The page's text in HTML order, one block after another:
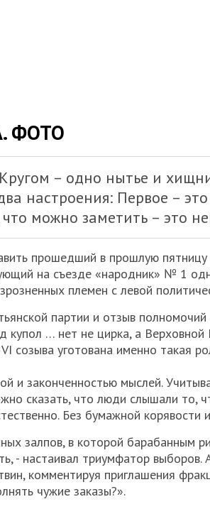
ФОТО
– одно нытье и
настроения: Первое –
можно заметить – это
прошедший в прошлую
на съезде «народник» № 1
племен с левой
партии и отзыв
… нет не цирка, а Верховной
созыва уготована именно такая
и законченностью мыслей.
сказать, что люди слышали то,
Без бумажной корявости
залпов, в которой барабанным
- настаивал триумфатор выборов.
комментируя приглашения
чужие заказы?».